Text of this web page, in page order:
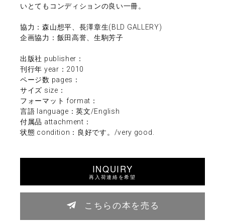
いとてもコンディションの良い一冊。
協力：森山想平、長澤章生(BLD GALLERY)
企画協力：飯田高誉、生駒芳子
出版社 publisher：
刊行年 year：2010
ページ数 pages：
サイズ size：
フォーマット format：
言語 language：英文/English
付属品 attachment：
状態 condition：良好です。/very good.
INQUIRY
再入荷連絡を希望
こちらの本を売る